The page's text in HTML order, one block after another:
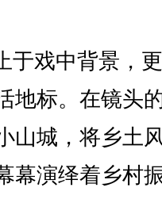
戏中背景，
地标。在镜头
山城，将乡土
幕演绎着乡村